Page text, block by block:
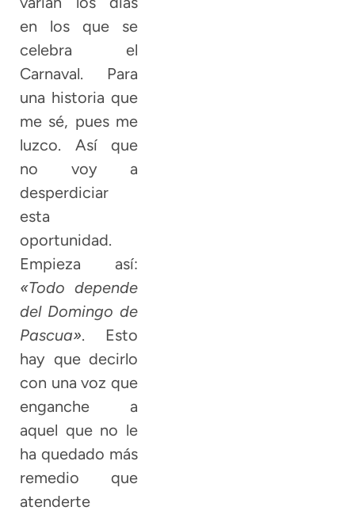
en los que se
celebra el
Carnaval. Para
una historia que
me sé, pues me
luzco. Así que
no voy a
desperdiciar
esta
oportunidad.
Empieza así:
«Todo depende
del Domingo de
Pascua». Esto
hay que decirlo
con una voz que
enganche a
aquel que no le
ha quedado más
remedio que
atenderte